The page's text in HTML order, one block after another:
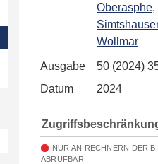
Oberasphe,
Wollmar
Ausgabe
50 (2024)
Datum
2024
NUR AN RECHNERN DER
ABRUFBAR